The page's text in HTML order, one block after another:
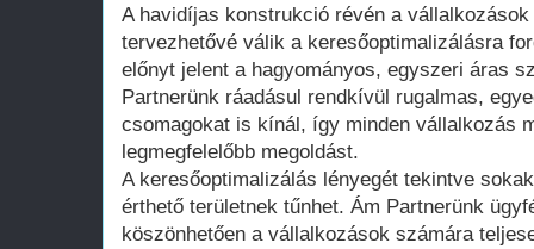
A havidíjas konstrukció révén a
tervezhetővé válik a keresőoptimalizálásra
előnyt jelent a hagyományos, egyszeri áras
Partnerünk ráadásul rendkívül rugalmas,
csomagokat is kínál, így minden vállalkozás
legmegfelelőbb megoldást.
A keresőoptimalizálás lényegét tekintve
érthető területnek tűnhet. Ám Partnerünk
köszönhetően a vállalkozások számára